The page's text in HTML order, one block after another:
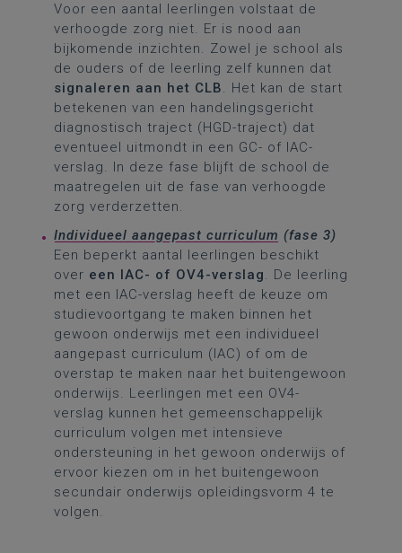
Voor een aantal leerlingen volstaat de
verhoogde zorg niet. Er is nood aan
bijkomende inzichten. Zowel je school als
de ouders of de leerling zelf kunnen dat
signaleren aan het CLB. Het kan de start
betekenen van een handelingsgericht
diagnostisch traject (HGD-traject) dat
eventueel uitmondt in een GC- of IAC-
verslag. In deze fase blijft de school de
maatregelen uit de fase van verhoogde
zorg verderzetten.
Individueel aangepast curriculum (fase 3)
Een beperkt aantal leerlingen beschikt
over een IAC- of OV4-verslag. De leerling
met een IAC-verslag heeft de keuze om
studievoortgang te maken binnen het
gewoon onderwijs met een individueel
aangepast curriculum (IAC) of om de
overstap te maken naar het buitengewoon
onderwijs. Leerlingen met een OV4-
verslag kunnen het gemeenschappelijk
curriculum volgen met intensieve
ondersteuning in het gewoon onderwijs of
ervoor kiezen om in het buitengewoon
secundair onderwijs opleidingsvorm 4 te
volgen.